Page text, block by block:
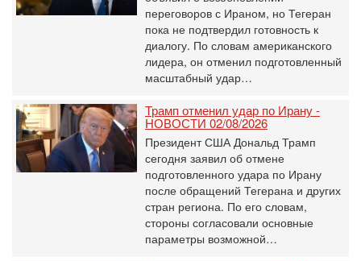
переговоров с Ираном, но Тегеран
пока не подтвердил готовность к
диалогу. По словам американского
лидера, он отменил подготовленный
масштабный удар…
Трамп отменил удар по Ирану -
НОВОСТИ 02/08/2026
Президент США Дональд Трамп
сегодня заявил об отмене
подготовленного удара по Ирану
после обращений Тегерана и других
стран региона. По его словам,
стороны согласовали основные
параметры возможной…